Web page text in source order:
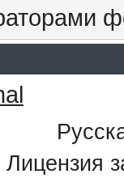
Лицензия